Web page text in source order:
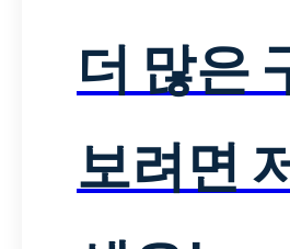
더 많은
보려면